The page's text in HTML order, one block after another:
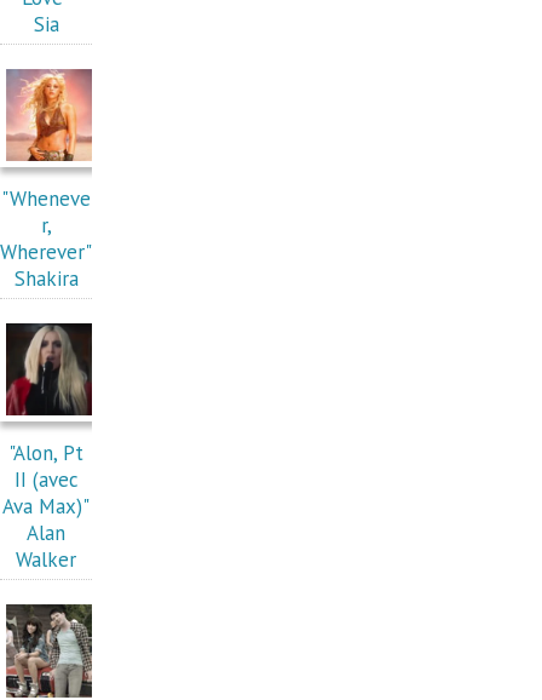
Sia
"Wheneve
r,
Wherever"
Shakira
"Alon, Pt
II (avec
Ava Max)"
Alan
Walker